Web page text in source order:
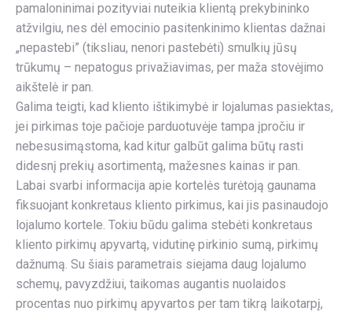
pamaloninimai pozityviai nuteikia klientą prekybininko
atžvilgiu, nes dėl emocinio pasitenkinimo klientas dažnai
„nepastebi” (tiksliau, nenori pastebėti) smulkių jūsų
trūkumų – nepatogus privažiavimas, per maža stovėjimo
aikštelė ir pan.
Galima teigti, kad kliento ištikimybė ir lojalumas pasiektas,
jei pirkimas toje pačioje parduotuvėje tampa įpročiu ir
nebesusimąstoma, kad kitur galbūt galima būtų rasti
didesnį prekių asortimentą, mažesnes kainas ir pan.
Labai svarbi informacija apie kortelės turėtoją gaunama
fiksuojant konkretaus kliento pirkimus, kai jis pasinaudojo
lojalumo kortele. Tokiu būdu galima stebėti konkretaus
kliento pirkimų apyvartą, vidutinę pirkinio sumą, pirkimų
dažnumą. Su šiais parametrais siejama daug lojalumo
schemų, pavyzdžiui, taikomas augantis nuolaidos
procentas nuo pirkimų apyvartos per tam tikrą laikotarpį,